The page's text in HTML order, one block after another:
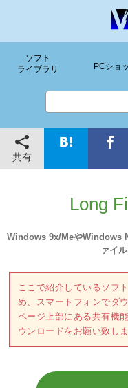
ソフト
ライブラリ
PCショ
共有
Long
Windows 9x/MeやWindows
ァイ
ここで紹介しているソフ
め、スマートフォンでダ
ページ上部にある共有機
ウンロードをお願い致しま